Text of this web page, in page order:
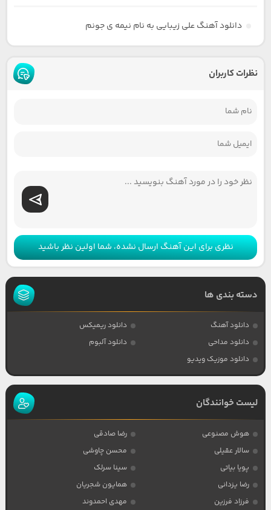
دانلود آهنگ علی زیبایی به نام نیمه ی جونم
نظرات کاربران
نظری برای این آهنگ ارسال نشده، شما اولین نظر باشید
دسته بندی ها
دانلود آهنگ
دانلود ریمیکس
دانلود مداحی
دانلود آلبوم
دانلود موزیک ویدیو
لیست خوانندگان
هوش مصنوعی
رضا صادقی
سالار عقیلی
محسن چاوشی
پویا بیاتی
سینا سرلک
رضا یزدانی
همایون شجریان
فرزاد فرزین
مهدی احمدوند